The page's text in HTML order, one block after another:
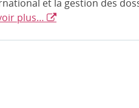
et la gestion des
plus…